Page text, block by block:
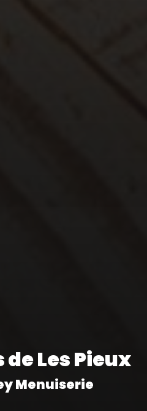
Les Pieux
Menuiserie